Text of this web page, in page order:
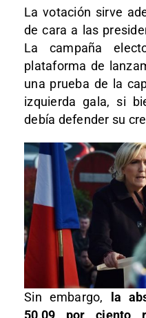
La votación sirve
de cara a las
La campaña
plataforma de
una prueba de la
izquierda gala, si
debía defender su
Sin embargo,
la
50,09 por ciento